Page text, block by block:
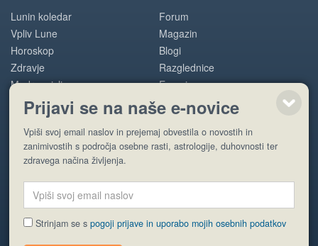
Lunin koledar
Vpliv Lune
Horoskop
Zdravje
Modre misli
Forum
Magazin
Blogi
Razglednice
E-novice
POMOČ
Pogoji uporabe
Prijavi se na naše e-novice
Vpiši svoj email naslov in prejemaj obvestila o novostih in
zanimivostih s področja osebne rasti, astrologije, duhovnosti ter
zdravega načina življenja.
Strinjam se spogoji prijave in uporabo mojih osebnih podatkov